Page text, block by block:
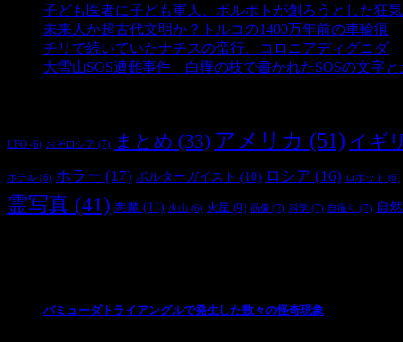
子ども医者に子ども軍人、ポルポトが創ろうとした狂
未来人か超古代文明か？トルコの1400万年前の車輪痕
チリで続いていたナチスの蛮行、コロニアディグニダ-
大雪山SOS遭難事件 白樺の枝で書かれたSOSの文字
UFO (6) おそロシア (7) まとめ (33) アメリカ (51) イギ
ホテル (6) ホラー (17) ポルターガイスト (10) ロシア (16) ロボット (6)
霊写真 (41) 悪魔 (11) 火山 (6) 火星 (9) 画像 (7) 科学 (7) 自撮り (7) 自然
バミューダトライアングルで発生した数々の怪奇現象